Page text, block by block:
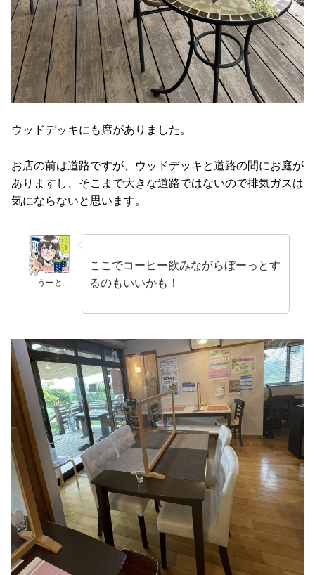
ウッドデッキにも席がありました。
お店の前は道路ですが、ウッドデッキと道路の間にお庭が
ありますし、そこまで大きな道路ではないので排気ガスは
気にならないと思います。
うーと
ここでコーヒー飲みながらぼーっとす
るのもいいかも！